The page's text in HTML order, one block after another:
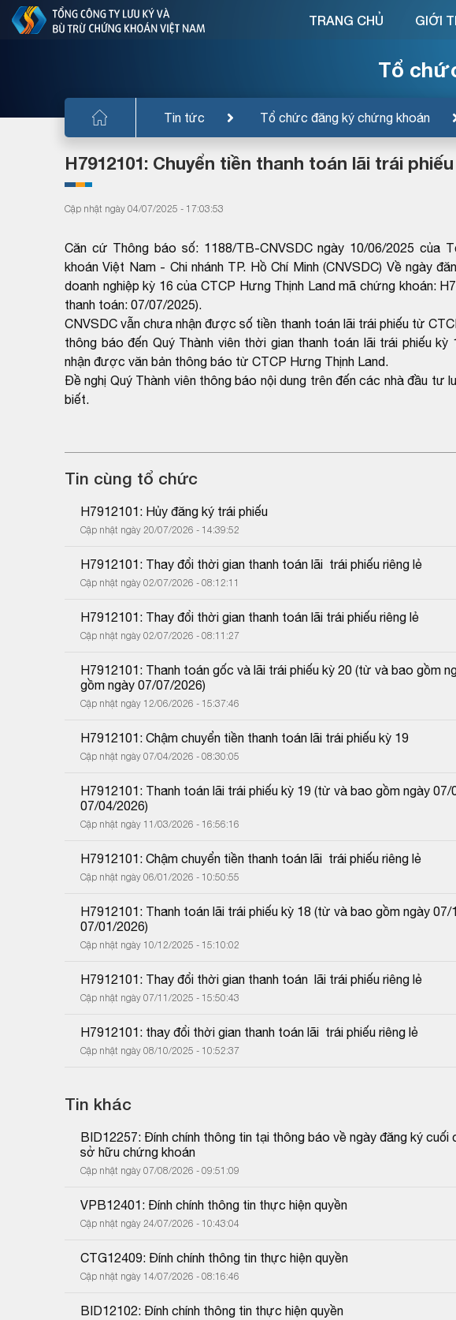
Tổ
Tin tức Tổ chức đăng ký chứng khoán
TRANG CHỦ GIỚI
H7912101: Chuyển tiền thanh toán lãi trái
Cập nhật ngày 04/07/2025 - 17:03:53
Căn cứ Thông báo số: 1188/TB-CNVSDC ngày 10/06/2025 của
khoán Việt Nam - Chi nhánh TP. Hồ Chí Minh (CNVSDC) Về ngày
doanh nghiệp kỳ 16 của CTCP Hưng Thịnh Land mã chứng khoán:
thanh toán: 07/07/2025).
CNVSDC vẫn chưa nhận được số tiền thanh toán lãi trái phiếu từ
thông báo đến Quý Thành viên thời gian thanh toán lãi trái phiếu
nhận được văn bản thông báo từ CTCP Hưng Thịnh Land.
Đề nghị Quý Thành viên thông báo nội dung trên đến các nhà đầu tư
biết.
Tin cùng tổ chức
H7912101: Hủy đăng ký trái phiếu
Cập nhật ngày 20/07/2026 - 14:39:52
H7912101: Thay đổi thời gian thanh toán lãi  trái phiếu riêng lẻ
Cập nhật ngày 02/07/2026 - 08:12:11
H7912101: Thay đổi thời gian thanh toán lãi trái phiếu riêng lẻ
Cập nhật ngày 02/07/2026 - 08:11:27
H7912101: Thanh toán gốc và lãi trái phiếu kỳ 20 (từ và bao gồm
gồm ngày 07/07/2026)
Cập nhật ngày 12/06/2026 - 15:37:46
H7912101: Chậm chuyển tiền thanh toán lãi trái phiếu kỳ 19
Cập nhật ngày 07/04/2026 - 08:30:05
H7912101: Thanh toán lãi trái phiếu kỳ 19 (từ và bao gồm ngày
07/04/2026)
Cập nhật ngày 11/03/2026 - 16:56:16
H7912101: Chậm chuyển tiền thanh toán lãi  trái phiếu riêng lẻ
Cập nhật ngày 06/01/2026 - 10:50:55
H7912101: Thanh toán lãi trái phiếu kỳ 18 (từ và bao gồm ngày
07/01/2026)
Cập nhật ngày 10/12/2025 - 15:10:02
H7912101: Thay đổi thời gian thanh toán  lãi trái phiếu riêng lẻ
Cập nhật ngày 07/11/2025 - 15:50:43
H7912101: thay đổi thời gian thanh toán lãi  trái phiếu riêng lẻ
Cập nhật ngày 08/10/2025 - 10:52:37
Tin khác
BID12257: Đính chính thông tin tại thông báo về ngày đăng ký cuối
sở hữu chứng khoán
Cập nhật ngày 07/08/2026 - 09:51:09
VPB12401: Đính chính thông tin thực hiện quyền
Cập nhật ngày 24/07/2026 - 10:43:04
CTG12409: Đính chính thông tin thực hiện quyền
Cập nhật ngày 14/07/2026 - 08:16:46
BID12102: Đính chính thông tin thực hiện quyền